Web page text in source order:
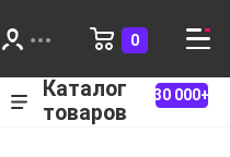
0
Каталог
товаров
30 000+